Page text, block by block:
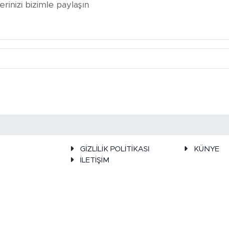
GİZLİLİK POLİTİKASI
KÜNYE
İLETİŞİM